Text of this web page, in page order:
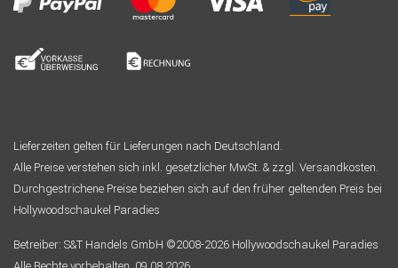
Lieferzeiten gelten für Lieferungen nach Deutschland.
Alle Preise verstehen sich inkl. gesetzlicher MwSt. & zzgl. Versandkosten.
Durchgestrichene Preise beziehen sich auf den früher geltenden Preis bei
Hollywoodschaukel Paradies
Betreiber: S&T Handels GmbH ©2008-2026 Hollywoodschaukel Paradies